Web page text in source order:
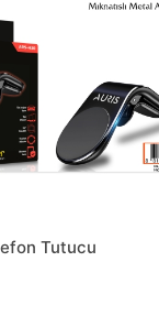
Tutucu